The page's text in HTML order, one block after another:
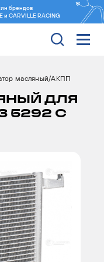
брендов
и CARVILLE RACING
масляный/АКПП
ДЛЯ
5292 С